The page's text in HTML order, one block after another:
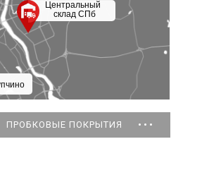
Центральный
склад СПб
ПРОБКОВЫЕ ПОКРЫТИЯ ...